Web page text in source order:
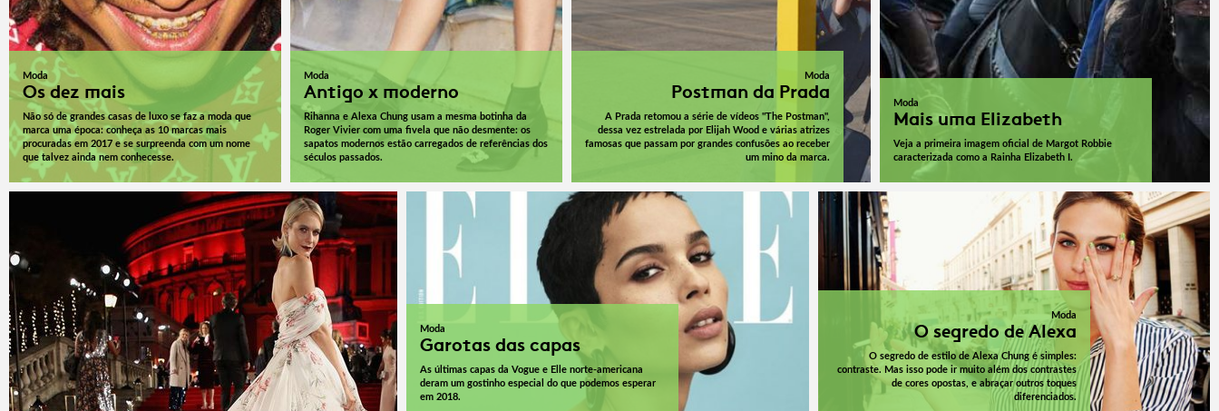
Moda
Os dez mais
Não só de grandes casas de luxo se faz a moda que
marca uma época: conheça as 10 marcas mais
procuradas em 2017 e se surpreenda com um nome
que talvez ainda nem conhecesse.
Moda
Antigo x moderno
Rihanna e Alexa Chung usam a mesma botinha da
Roger Vivier com uma fivela que não desmente: os
sapatos modernos estão carregados de referências dos
séculos passados.
Moda
Postman da Prada
A Prada retomou a série de vídeos "The Postman",
dessa vez estrelada por Elijah Wood e várias atrizes
famosas que passam por grandes confusões ao receber
um mino da marca.
Moda
Mais uma Elizabeth
Veja a primeira imagem oficial de Margot Robbie
caracterizada como a Rainha Elizabeth I.
Moda
Garotas das capas
As últimas capas da Vogue e Elle norte-americana
deram um gostinho especial do que podemos esperar
em 2018.
Moda
O segredo de Alexa
O segredo de estilo de Alexa Chung é simples:
contraste. Mas isso pode ir muito além dos contrastes
de cores opostas, e abraçar outros toques
diferenciados.